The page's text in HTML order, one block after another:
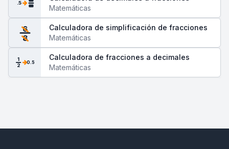
.5
Matemáticas
6
8
Calculadora de simplificación de fracciones
Matemáticas
1
2 0.5
Calculadora de fracciones a decimales
Matemáticas